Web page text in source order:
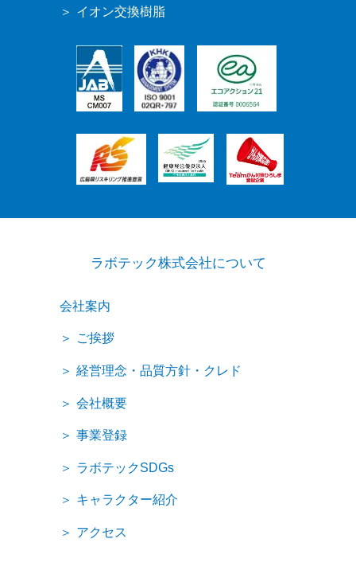
イオン交換樹脂
ラボテック株式会社について
会社案内
ご挨拶
経営理念・品質方針・クレド
会社概要
事業登録
ラボテックSDGs
キャラクター紹介
アクセス